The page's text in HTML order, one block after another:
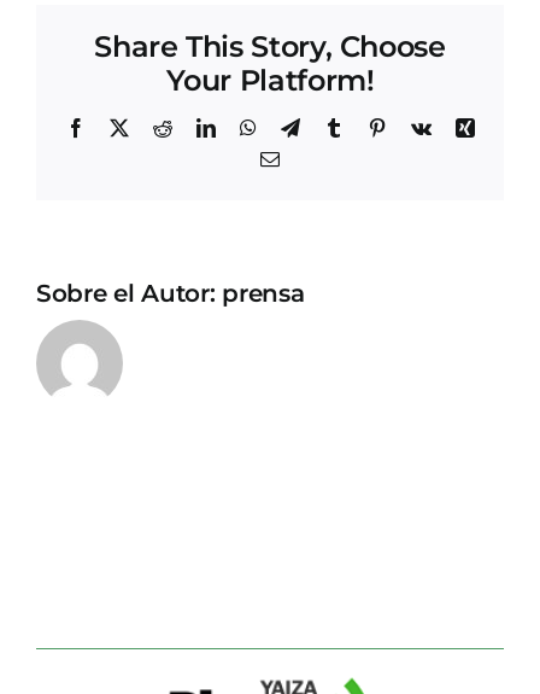
Share This Story, Choose
Your Platform!
Facebook
X RedditLinkedInWhatsApp
TelegramTumblrPinterest
Vk
Xing
Correo
Sobre el Autor: prensa